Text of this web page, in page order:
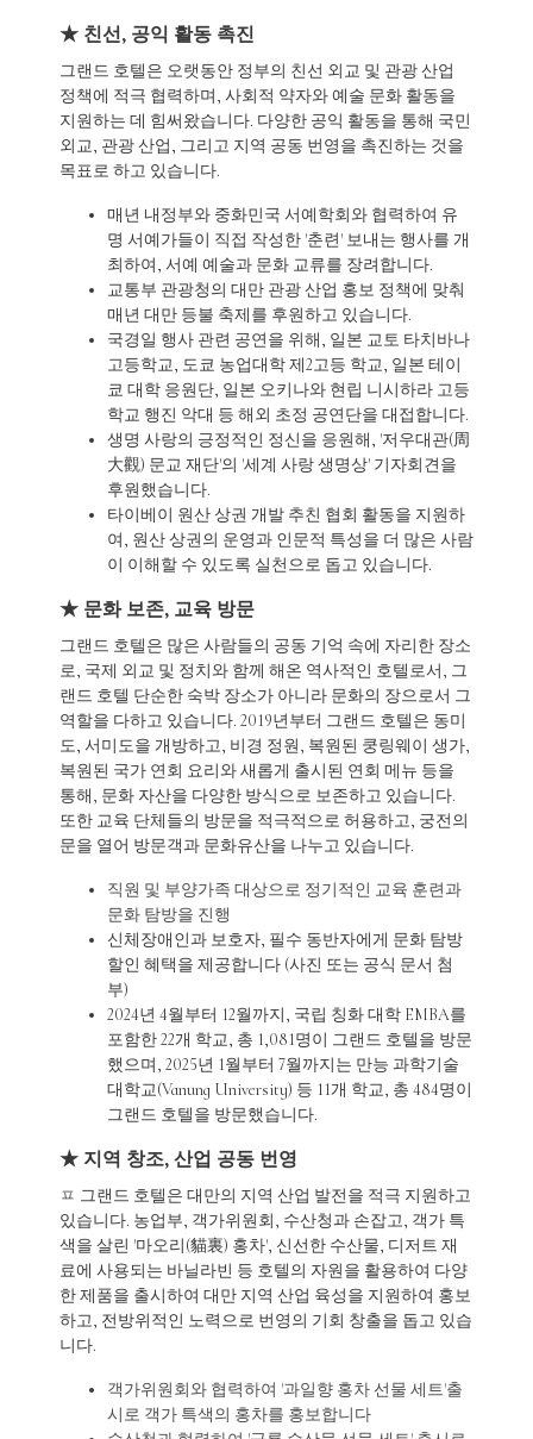
★ 친선, 공익 활동 촉진
그랜드 호텔은 오랫동안 정부의 친선 외교 및 관광 산업
정책에 적극 협력하며, 사회적 약자와 예술 문화 활동을
지원하는 데 힘써왔습니다. 다양한 공익 활동을 통해 국민
외교, 관광 산업, 그리고 지역 공동 번영을 촉진하는 것을
목표로 하고 있습니다.
매년 내정부와 중화민국 서예학회와 협력하여 유
명 서예가들이 직접 작성한 '춘련' 보내는 행사를 개
최하여, 서예 예술과 문화 교류를 장려합니다.
교통부 관광청의 대만 관광 산업 홍보 정책에 맞춰
매년 대만 등불 축제를 후원하고 있습니다.
국경일 행사 관련 공연을 위해, 일본 교토 타치바나
고등학교, 도쿄 농업대학 제2고등 학교, 일본 테이
쿄 대학 응원단, 일본 오키나와 현립 니시하라 고등
학교 행진 악대 등 해외 초정 공연단을 대접합니다.
생명 사랑의 긍정적인 정신을 응원해, '저우대관(周
大觀) 문교 재단'의 '세계 사랑 생명상' 기자회견을
후원했습니다.
타이베이 원산 상권 개발 추친 협회 활동을 지원하
여, 원산 상권의 운영과 인문적 특성을 더 많은 사람
이 이해할 수 있도록 실천으로 돕고 있습니다.
★ 문화 보존, 교육 방문
그랜드 호텔은 많은 사람들의 공동 기억 속에 자리한 장소
로, 국제 외교 및 정치와 함께 해온 역사적인 호텔로서, 그
랜드 호텔 단순한 숙박 장소가 아니라 문화의 장으로서 그
역할을 다하고 있습니다. 2019년부터 그랜드 호텔은 동미
도, 서미도을 개방하고, 비경 정원, 복원된 쿵링웨이 생가,
복원된 국가 연회 요리와 새롭게 출시된 연회 메뉴 등을
통해, 문화 자산을 다양한 방식으로 보존하고 있습니다.
또한 교육 단체들의 방문을 적극적으로 허용하고, 궁전의
문을 열어 방문객과 문화유산을 나누고 있습니다.
직원 및 부양가족 대상으로 정기적인 교육 훈련과
문화 탐방을 진행
신체장애인과 보호자, 필수 동반자에게 문화 탐방
할인 혜택을 제공합니다 (사진 또는 공식 문서 첨
부)
2024년 4월부터 12월까지, 국립 칭화 대학 EMBA를
포함한 22개 학교, 총 1,081명이 그랜드 호텔을 방문
했으며, 2025년 1월부터 7월까지는 만능 과학기술
대학교(Vanung University) 등 11개 학교, 총 484명이
그랜드 호텔을 방문했습니다.
★ 지역 창조, 산업 공동 번영
ㅍ 그랜드 호텔은 대만의 지역 산업 발전을 적극 지원하고
있습니다. 농업부, 객가위원회, 수산청과 손잡고, 객가 특
색을 살린 '마오리(貓裏) 홍차', 신선한 수산물, 디저트 재
료에 사용되는 바닐라빈 등 호텔의 자원을 활용하여 다양
한 제품을 출시하여 대만 지역 산업 육성을 지원하여 홍보
하고, 전방위적인 노력으로 번영의 기회 창출을 돕고 있습
니다.
객가위원회와 협력하여 '과일향 홍차 선물 세트'출
시로 객가 특색의 홍차를 홍보합니다